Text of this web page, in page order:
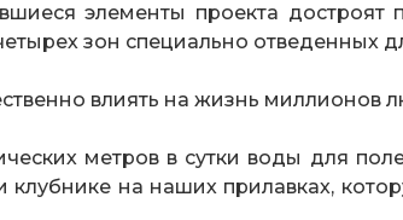
элементы проекта
зон специально отведенных
влиять на жизнь миллионов
метров в сутки воды для
на наших прилавках,